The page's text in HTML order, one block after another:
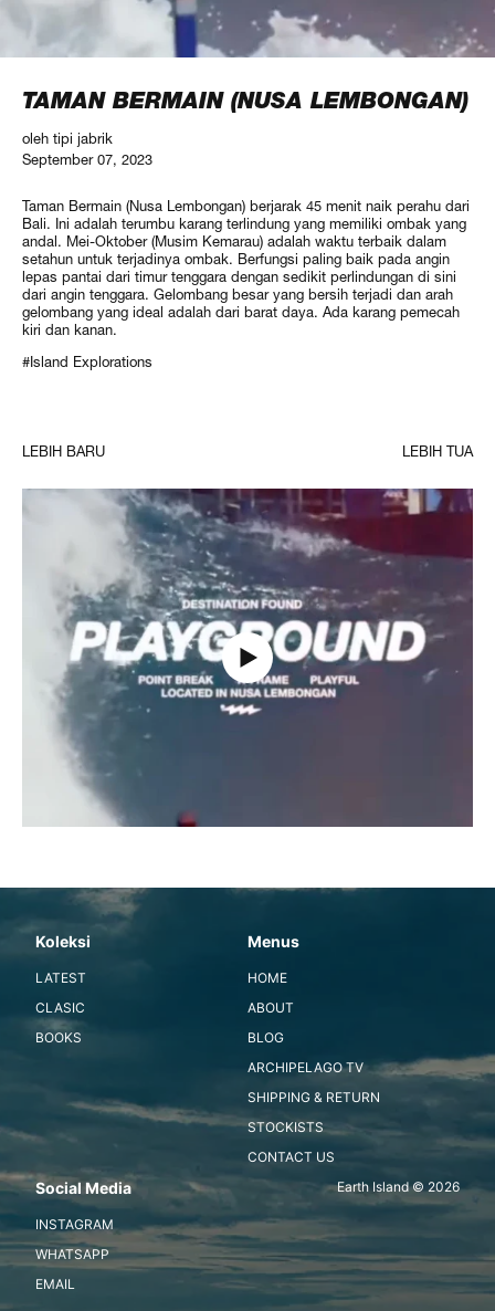
TAMAN BERMAIN (NUSA LEMBONGAN)
oleh tipi jabrik
September 07, 2023
Taman Bermain (Nusa Lembongan) berjarak 45 menit naik perahu dari
Bali. Ini adalah terumbu karang terlindung yang memiliki ombak yang
andal. Mei-Oktober (Musim Kemarau) adalah waktu terbaik dalam
setahun untuk terjadinya ombak. Berfungsi paling baik pada angin
lepas pantai dari timur tenggara dengan sedikit perlindungan di sini
dari angin tenggara. Gelombang besar yang bersih terjadi dan arah
gelombang yang ideal adalah dari barat daya. Ada karang pemecah
kiri dan kanan.
#Island Explorations
LEBIH BARU LEBIH TUA
Koleksi
LATEST
CLASIC
BOOKS
Menus
HOME
ABOUT
BLOG
ARCHIPELAGO TV
SHIPPING & RETURN
STOCKISTS
CONTACT US
Social Media
INSTAGRAM
WHATSAPP
EMAIL
Earth Island © 2026